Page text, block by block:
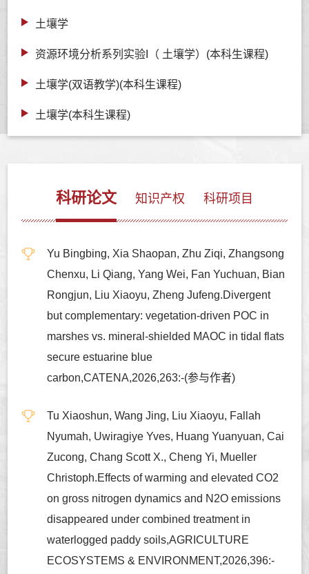
土壤学
资源环境分析系列实验I（ 土壤学）(本科生课程)
土壤学(双语教学)(本科生课程)
土壤学(本科生课程)
科研论文 知识产权 科研项目
Yu Bingbing, Xia Shaopan, Zhu Ziqi, Zhangsong
Chenxu, Li Qiang, Yang Wei, Fan Yuchuan, Bian
Rongjun, Liu Xiaoyu, Zheng Jufeng.Divergent
but complementary: vegetation-driven POC in
marshes vs. mineral-shielded MAOC in tidal flats
secure estuarine blue
carbon,CATENA,2026,263:-(参与作者)
Tu Xiaoshun, Wang Jing, Liu Xiaoyu, Fallah
Nyumah, Uwiragiye Yves, Huang Yuanyuan, Cai
Zucong, Chang Scott X., Cheng Yi, Mueller
Christoph.Effects of warming and elevated CO2
on gross nitrogen dynamics and N2O emissions
disappeared under combined treatment in
waterlogged paddy soils,AGRICULTURE
ECOSYSTEMS & ENVIRONMENT,2026,396:-